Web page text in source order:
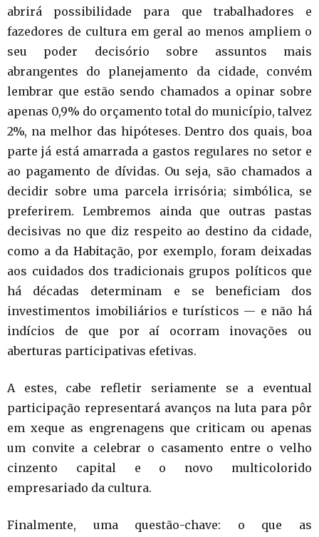
abrirá possibilidade para que trabalhadores e
fazedores de cultura em geral ao menos ampliem o
seu poder decisório sobre assuntos mais
abrangentes do planejamento da cidade, convém
lembrar que estão sendo chamados a opinar sobre
apenas 0,9% do orçamento total do município, talvez
2%, na melhor das hipóteses. Dentro dos quais, boa
parte já está amarrada a gastos regulares no setor e
ao pagamento de dívidas. Ou seja, são chamados a
decidir sobre uma parcela irrisória; simbólica, se
preferirem. Lembremos ainda que outras pastas
decisivas no que diz respeito ao destino da cidade,
como a da Habitação, por exemplo, foram deixadas
aos cuidados dos tradicionais grupos políticos que
há décadas determinam e se beneficiam dos
investimentos imobiliários e turísticos — e não há
indícios de que por aí ocorram inovações ou
aberturas participativas efetivas.
A estes, cabe refletir seriamente se a eventual
participação representará avanços na luta para pôr
em xeque as engrenagens que criticam ou apenas
um convite a celebrar o casamento entre o velho
cinzento capital e o novo multicolorido
empresariado da cultura.
Finalmente, uma questão-chave: o que as